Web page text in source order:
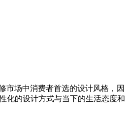
市场中消费者首选的设计风格，因
化的设计方式与当下的生活态度和